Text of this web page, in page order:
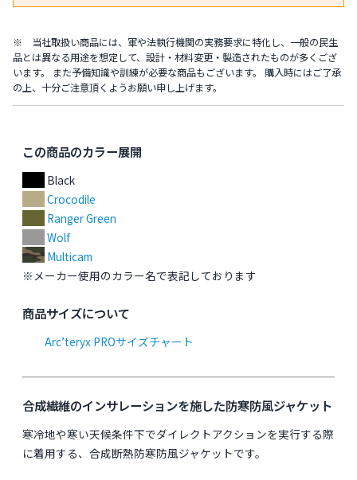
※ 当社取扱い商品には、軍や法執行機関の実務要求に特化し、一般の民生
品とは異なる用途を想定して、設計・材料変更・製造されたものが多くござ
います。 また予備知識や訓練が必要な商品もございます。 購入時にはご了承
の上、十分ご注意頂くようお願い申し上げます。
この商品のカラー展開
Black
Crocodile
Ranger Green
Wolf
Multicam
※メーカー使用のカラー名で表記しております
商品サイズについて
Arc’teryx PROサイズチャート
合成繊維のインサレーションを施した防寒防風ジャケット
寒冷地や寒い天候条件下でダイレクトアクションを実行する際
に着用する、合成断熱防寒防風ジャケットです。